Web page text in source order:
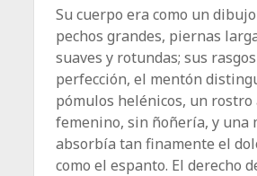
Su cuerpo era como un
pechos grandes, piernas
suaves y rotundas; sus
perfección, el mentón
pómulos helénicos, un rostro
femenino, sin ñoñería, y una
absorbía tan finamente el
como el espanto. El derecho